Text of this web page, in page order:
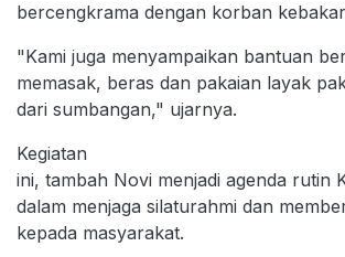
bercengkrama dengan korban
"Kami juga menyampaikan bantuan
memasak, beras dan pakaian layak
dari sumbangan," ujarnya.
Kegiatan
ini, tambah Novi menjadi agenda rutin
dalam menjaga silaturahmi dan
kepada masyarakat.